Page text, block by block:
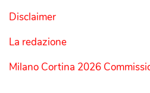
Disclaimer
La redazione
Milano Cortina 2026